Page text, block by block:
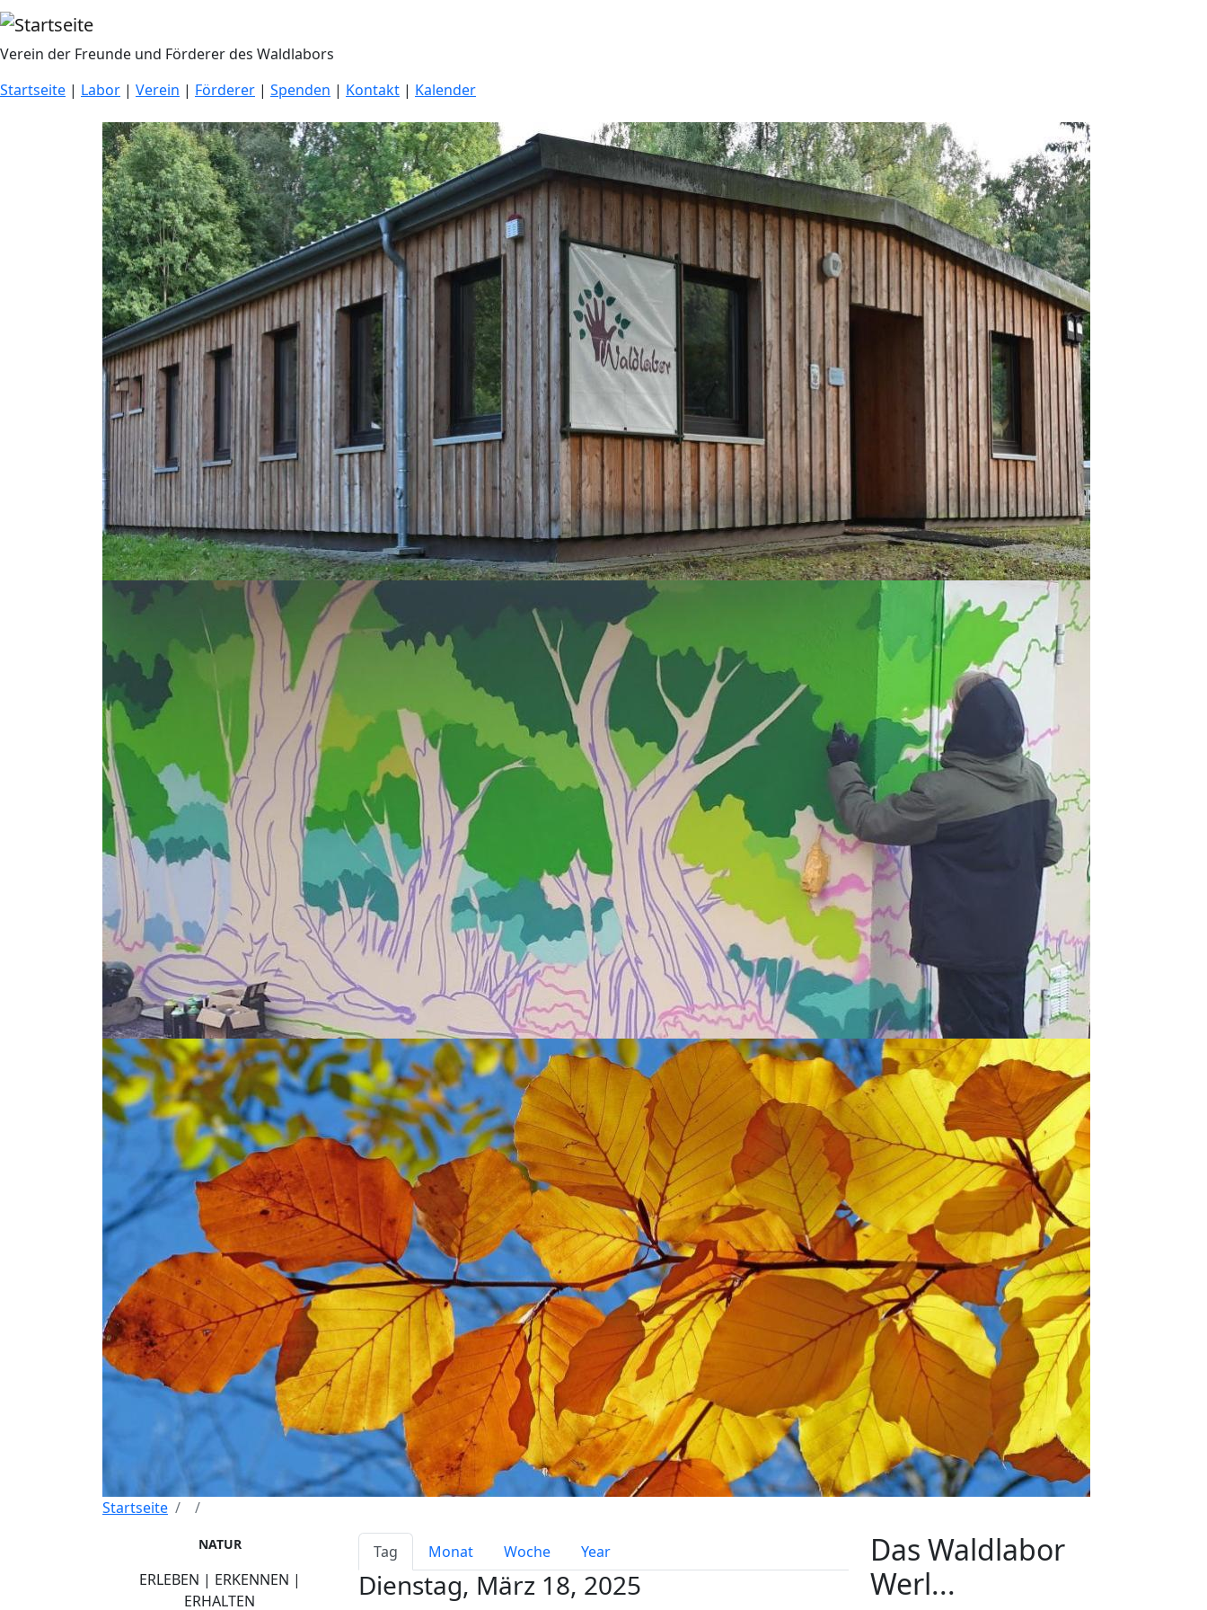
Direkt zum Inhalt
Verein der Freunde und Förderer des Waldlabors
Startseite | Labor | Verein | Förderer | Spenden | Kontakt | Kalender
Startseite
Primary tabs
Tag Monat Woche Year
Dienstag, März 18, 2025
NATUR
ERLEBEN | ERKENNEN |
ERHALTEN
Das Waldlabor
Werl...